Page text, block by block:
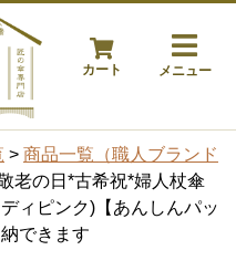
カート メニュー
> 商品一覧（職人ブランド
老の日*古希祝*婦人杖傘
ィピンク)【あんしんパッ
できます